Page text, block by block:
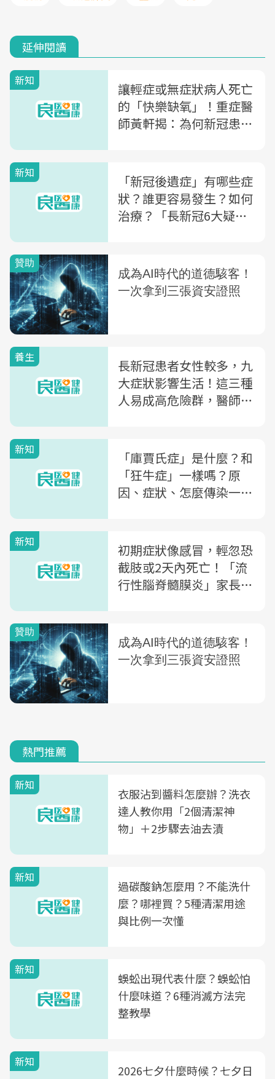
延伸閱讀
新知
讓輕症或無症狀病人死亡
的「快樂缺氧」！重症醫
師黃軒揭：為何新冠患者
新知
「新冠後遺症」有哪些症
狀？誰更容易發生？如何
治療？「長新冠6大疑
養生
長新冠患者女性較多，九
大症狀影響生活！這三種
人易成高危險群，醫師提
新知
「庫賈氏症」是什麼？和
「狂牛症」一樣嗎？原
因、症狀、怎麼傳染一次
新知
初期症狀像感冒，輕忽恐
截肢或2天內死亡！「流
行性腦脊髓膜炎」家長風
熱門推薦
新知
衣服沾到醬料怎麼辦？洗衣
達人教你用「2個清潔神
物」＋2步驟去油去漬
新知
過碳酸鈉怎麼用？不能洗什
麼？哪裡買？5種清潔用途
與比例一次懂
新知
蜈蚣出現代表什麼？蜈蚣怕
什麼味道？6種消滅方法完
整教學
新知
2026七夕什麼時候？七夕日